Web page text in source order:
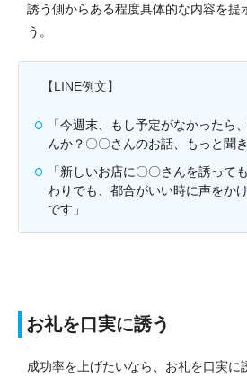
誘う側からある程度具体的な内容を提
う。
【LINE例文】
「今週末、もし予定がなかったら
んか？〇〇さんのお話、もっと聞
「新しいお店に〇〇さんを誘って
わりでも、都合がいい時に声をか
です」
お礼を口実に誘う
成功率を上げたいなら、お礼を口実に